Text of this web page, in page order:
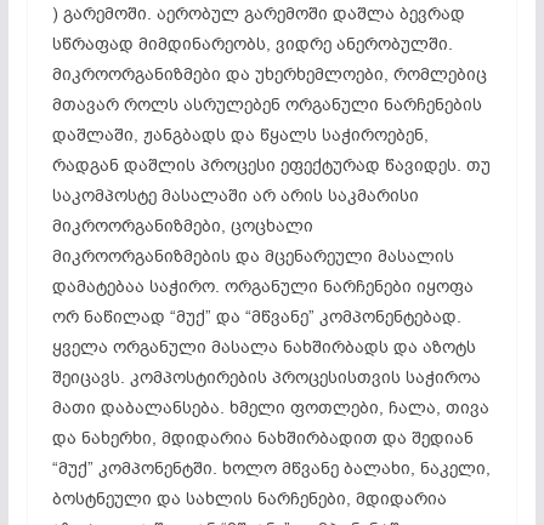
) გარემოში. აერობულ გარემოში დაშლა ბევრად
სწრაფად მიმდინარეობს, ვიდრე ანერობულში.
მიკროორგანიზმები და უხერხემლოები, რომლებიც
მთავარ როლს ასრულებენ ორგანული ნარჩენების
დაშლაში, ჟანგბადს და წყალს საჭიროებენ,
რადგან დაშლის პროცესი ეფექტურად წავიდეს. თუ
საკომპოსტე მასალაში არ არის საკმარისი
მიკროორგანიზმები, ცოცხალი
მიკროორგანიზმების და მცენარეული მასალის
დამატებაა საჭირო. ორგანული ნარჩენები იყოფა
ორ ნაწილად “მუქ” და “მწვანე” კომპონენტებად.
ყველა ორგანული მასალა ნახშირბადს და აზოტს
შეიცავს. კომპოსტირების პროცესისთვის საჭიროა
მათი დაბალანსება. ხმელი ფოთლები, ჩალა, თივა
და ნახერხი, მდიდარია ნახშირბადით და შედიან
“მუქ” კომპონენტში. ხოლო მწვანე ბალახი, ნაკელი,
ბოსტნეული და სახლის ნარჩენები, მდიდარია